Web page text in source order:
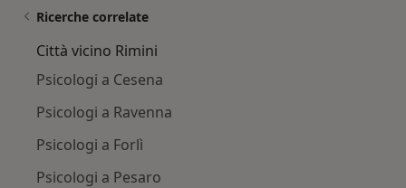
Ricerche correlate
Città vicino Rimini
Psicologi a Cesena
Psicologi a Ravenna
Psicologi a Forlì
Psicologi a Pesaro